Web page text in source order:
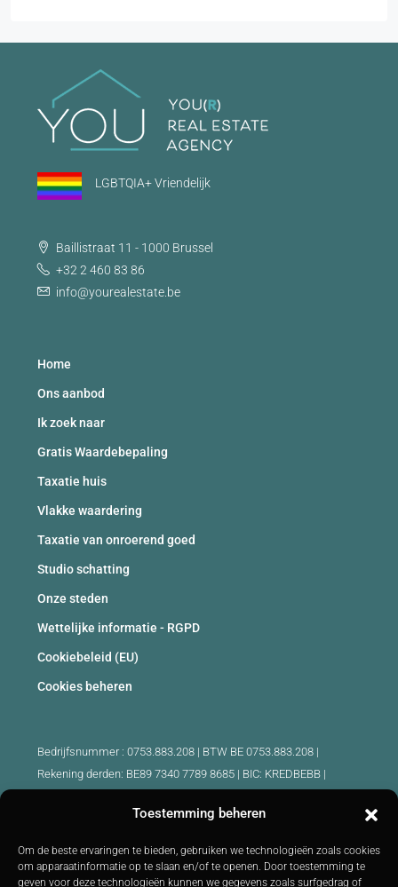
Toestemming beheren
Om de beste ervaringen te bieden, gebruiken we technologieën zoals cookies
om apparaatinformatie op te slaan en/of te openen. Door toestemming te
geven voor deze technologieën kunnen we gegevens zoals surfgedrag of
LGBTQIA+ Vriendelijk
Baillistraat 11 - 1000 Brussel
+32 2 460 83 86
info@yourealestate.be
Home
Ons aanbod
Ik zoek naar
Gratis Waardebepaling
Taxatie huis
Vlakke waardering
Taxatie van onroerend goed
Studio schatting
Onze steden
Wettelijke informatie - RGPD
Cookiebeleid (EU)
Cookies beheren
Bedrijfsnummer : 0753.883.208 | BTW BE 0753.883.208 |
Rekening derden: BE89 7340 7789 8685 | BIC: KREDBEBB |
IPI 510.425 - IPI 509.754 - IPI 512.791 - IPI : 520.171